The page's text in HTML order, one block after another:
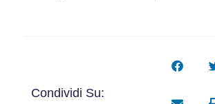
Condividi Su: